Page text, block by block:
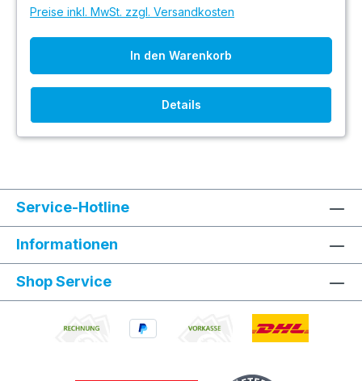
Preise inkl. MwSt. zzgl. Versandkosten
In den Warenkorb
Details
Service-Hotline
Informationen
Shop Service